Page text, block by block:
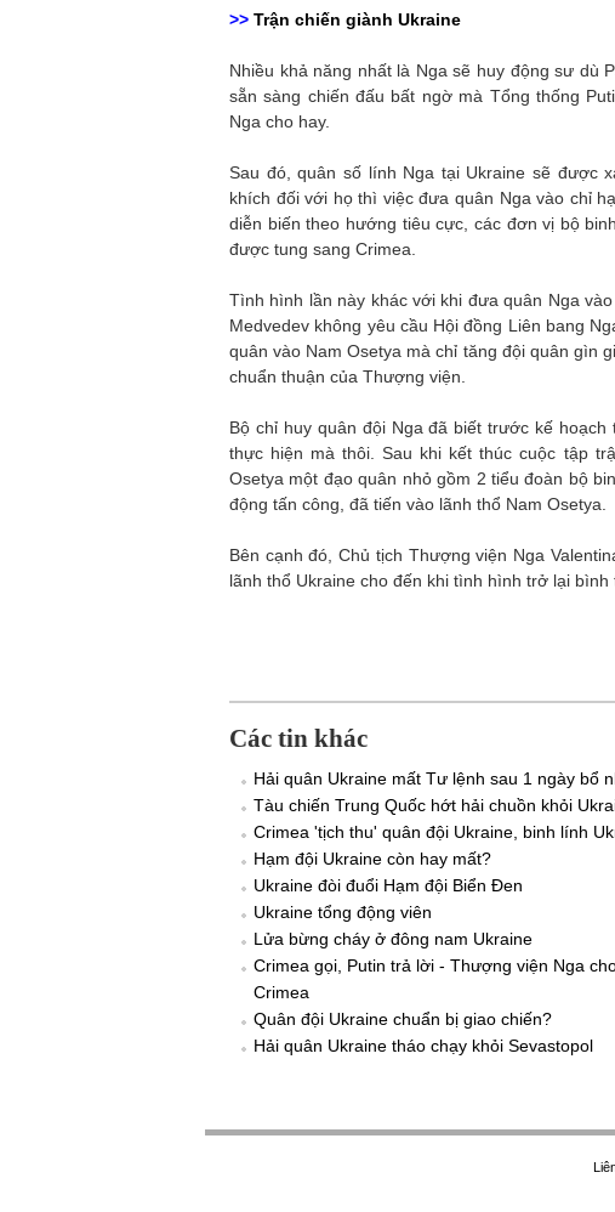
>> Trận chiến giành Ukraine
Nhiều khả năng nhất là Nga sẽ huy động sư dù
sẵn sàng chiến đấu bất ngờ mà Tổng thống
Nga cho hay.
Sau đó, quân số lính Nga tại Ukraine sẽ được
khích đối với họ thì việc đưa quân Nga vào chỉ
diễn biến theo hướng tiêu cực, các đơn vị bộ
được tung sang Crimea.
Tình hình lần này khác với khi đưa quân Nga
Medvedev không yêu cầu Hội đồng Liên bang
quân vào Nam Osetya mà chỉ tăng đội quân gìn
chuẩn thuận của Thượng viện.
Bộ chỉ huy quân đội Nga đã biết trước kế
thực hiện mà thôi. Sau khi kết thúc cuộc tập
Osetya một đạo quân nhỏ gồm 2 tiểu đoàn bộ
động tấn công, đã tiến vào lãnh thổ Nam Osetya.
Bên cạnh đó, Chủ tịch Thượng viện Nga
lãnh thổ Ukraine cho đến khi tình hình trở lại
Các tin khác
Hải quân Ukraine mất Tư lệnh sau 1 ngày bổ
Tàu chiến Trung Quốc hớt hải chuồn khỏi
Crimea 'tịch thu' quân đội Ukraine, binh lính
Hạm đội Ukraine còn hay mất?
Ukraine đòi đuổi Hạm đội Biển Đen
Ukraine tổng động viên
Lửa bừng cháy ở đông nam Ukraine
Crimea gọi, Putin trả lời - Thượng viện Nga
Crimea
Quân đội Ukraine chuẩn bị giao chiến?
Hải quân Ukraine tháo chạy khỏi Sevastopol